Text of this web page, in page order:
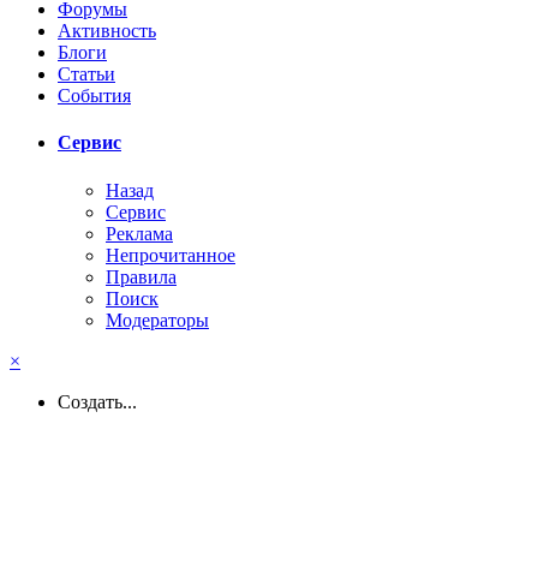
Форумы
Активность
Блоги
Статьи
События
Сервис
Назад
Сервис
Реклама
Непрочитанное
Правила
Поиск
Модераторы
×
Создать...